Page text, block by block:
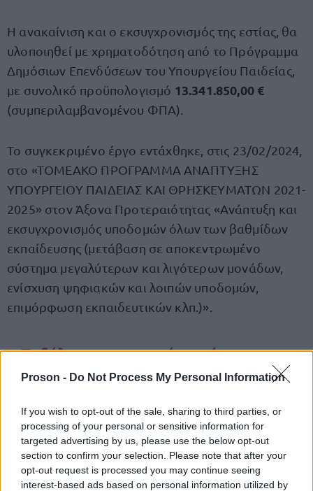
Proson - Do Not Process My Personal Information
If you wish to opt-out of the sale, sharing to third parties, or
processing of your personal or sensitive information for
targeted advertising by us, please use the below opt-out
section to confirm your selection. Please note that after your
opt-out request is processed you may continue seeing
interest-based ads based on personal information utilized by
Η ανακαίνιση και ο εκσυγχρονισμός της εστίας, θα
υλοποιηθεί με χρηματοδότηση από το Πρόγραμμα
Δημόσιων Επενδύσεων του Υπουργείου Παιδείας,
με συνολικό προϋπολογισμό 13.341.850,00 €
(συμπεριλαμβανομένου ΦΠΑ).
Το συγκεκριμένο έργο εντάχθηκε, στις 23/02/2024,
στο «ΤΟΜΕΑΚΟ ΠΡΟΓΡΑΜΜΑ ΑΝΑΠΤΥΞΗΣ
ΥΠΟΥΡΓΕΙΟΥ ΠΑΙΔΕΙΑΣ ΚΑΙ ΘΡΗΣΚΕΥΜΑΤΩΝ 2021-
2025» στον Άξονα Προτεραιότητας «Ανάπτυξη και
εκσυγχρονισμός υποδομών όλων των βαθμίδων
εκπαίδευσης (μετάβαση σε αποκεντρωμένο
σύστημα μεγαλύτερων και λιγότερων μονάδων,
ενίσχυση ψηφιακών και λοιπών υποδομών,
επιμόρφωση εκπαιδευτικών κλπ.)».
Τι δήλωσαν υπουργός, πρύτανης
και διευθύνων σύμβουλος της
Η υπουργός, Σοφία Ζαχαράκη, δήλωσε: «Ένα κτίριο
– φάντασμα, σημάδι καθήλωσης και αποτυχίας, θα
μετατραπεί σε μια σύγχρονη, ασφαλή και όμορφη
κατοικία για τα παιδιά που σπουδάζουν, σε ένα από